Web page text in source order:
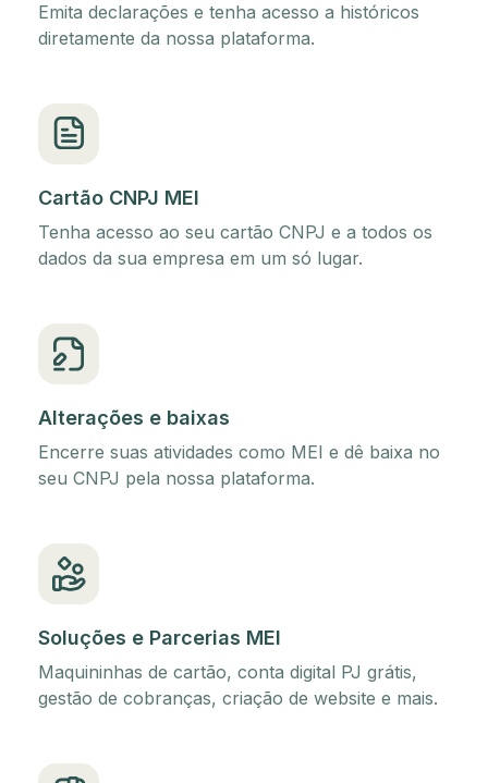
Emita declarações e tenha acesso a históricos
diretamente da nossa plataforma.
Cartão CNPJ MEI
Tenha acesso ao seu cartão CNPJ e a todos os
dados da sua empresa em um só lugar.
Alterações e baixas
Encerre suas atividades como MEI e dê baixa no
seu CNPJ pela nossa plataforma.
Soluções e Parcerias MEI
Maquininhas de cartão, conta digital PJ grátis,
gestão de cobranças, criação de website e mais.